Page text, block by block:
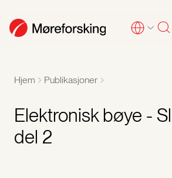
Hjem Publikasjoner
Elektronisk bøye -
del 2